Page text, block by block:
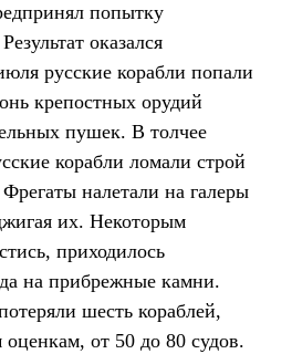
попытку
оказался
русские корабли попали
крепостных орудий
пушек. В толчее
корабли ломали строй
налетали на галеры
их. Некоторым
приходилось
на прибрежные камни.
шесть кораблей,
от 50 до 80 судов.